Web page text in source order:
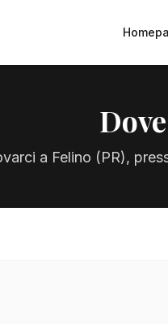
Dove
a Felino (PR),